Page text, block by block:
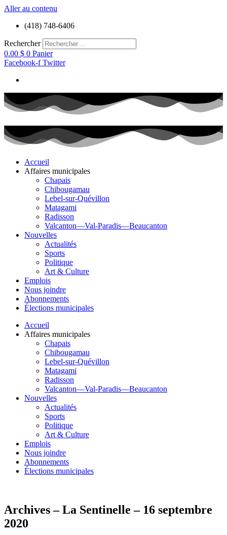
Aller au contenu
(418) 748-6406
Rechercher
0.00 $ 0 Panier
Facebook-f Twitter
Accueil
Affaires municipales
Chapais
Chibougamau
Lebel-sur-Quévillon
Matagami
Radisson
Valcanton—Val-Paradis—Beaucanton
Nouvelles
Actualités
Sports
Politique
Art & Culture
Emplois
Nous joindre
Abonnements
Élections municipales
Accueil
Affaires municipales
Chapais
Chibougamau
Lebel-sur-Quévillon
Matagami
Radisson
Valcanton—Val-Paradis—Beaucanton
Nouvelles
Actualités
Sports
Politique
Art & Culture
Emplois
Nous joindre
Abonnements
Élections municipales
Archives – La Sentinelle – 16 septembre
2020